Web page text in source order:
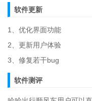
软件更新
1、优化界面功能
2、更新用户体验
3、修复若干bug
软件测评